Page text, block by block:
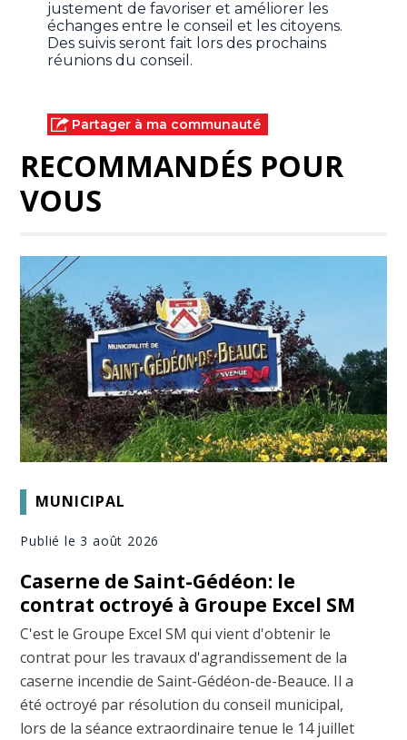
justement de favoriser et améliorer les
échanges entre le conseil et les citoyens.
Des suivis seront fait lors des prochains
réunions du conseil.
Partager à ma communauté
RECOMMANDÉS POUR
VOUS
MUNICIPAL
Publié le 3 août 2026
Caserne de Saint-Gédéon: le
contrat octroyé à Groupe Excel SM
C'est le Groupe Excel SM qui vient d'obtenir le
contrat pour les travaux d'agrandissement de la
caserne incendie de Saint-Gédéon-de-Beauce. Il a
été octroyé par résolution du conseil municipal,
lors de la séance extraordinaire tenue le 14 juillet